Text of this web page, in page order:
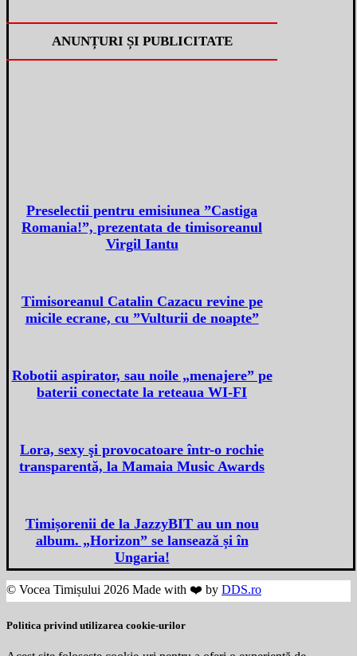
ANUNȚURI ȘI PUBLICITATE
Preselectii pentru emisiunea ”Castiga
Romania!”, prezentata de timisoreanul
Virgil Iantu
Timisoreanul Catalin Cazacu revine pe
micile ecrane, cu ”Vulturii de noapte”
Robotii aspirator, sau noile „menajere” pe
baterii conectate la reteaua WI-FI
Lora, sexy şi provocatoare într-o rochie
transparentă, la Mamaia Music Awards
Timișorenii de la JazzyBIT au un nou
album. „Horizon” se lansează și în
Ungaria!
© Vocea Timișului 2026 Made with ❤️ by DDS.ro
Politica privind utilizarea cookie-urilor